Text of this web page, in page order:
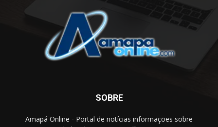
SOBRE
Amapá Online - Portal de notícias informações sobre